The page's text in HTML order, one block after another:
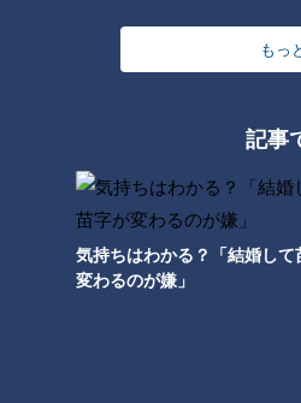
もっ
記事
気持ちはわかる？「結婚して
変わるのが嫌」
たっくー＆ナナフシギのツイ